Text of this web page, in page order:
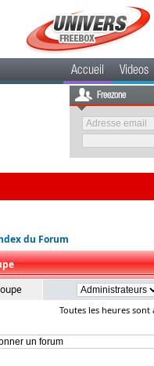
Accueil Videos
Freezone
du Forum
Toutes les heures sont